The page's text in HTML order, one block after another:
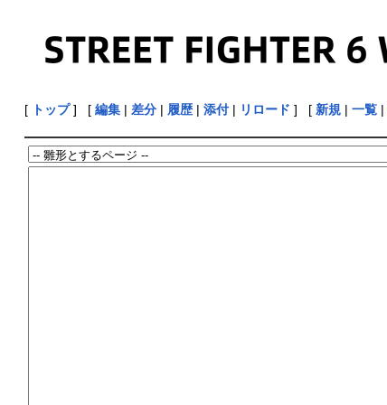
[ トップ] [ 編集| 差分| 履歴| 添付| リロード ] [ 新規| 一覧|